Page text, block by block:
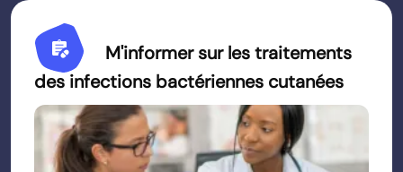
Prescriptions
M'informer sur les traitements
des infections bactériennes cutanées